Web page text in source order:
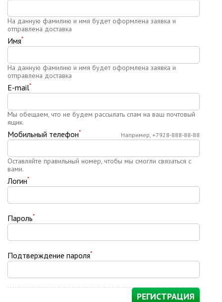
На данную фамилию и имя будет оформлена заявка и
отправлена доставка
Имя*
На данную фамилию и имя будет оформлена заявка и
отправлена доставка
E-mail*
Мы обещаем, что не будем рассылать спам на ваш почтовый
ящик.
Мобильный телефон*
Оставляйте правильный номер, чтобы мы смогли связаться с
вами.
Например, +7928-888-88-88
Логин*
Пароль*
Подтверждение пароля*